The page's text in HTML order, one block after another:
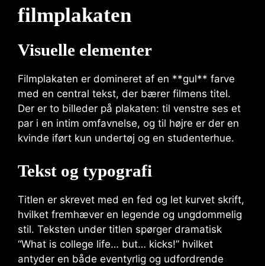
filmplakaten
Visuelle elementer
Filmplakaten er domineret af en **gul** farve
med en central tekst, der bærer filmens titel.
Der er to billeder på plakaten: til venstre ses et
par i en intim omfavnelse, og til højre er der en
kvinde iført kun undertøj og en studenterhue.
Tekst og typografi
Titlen er skrevet med en fed og let kurvet skrift,
hvilket fremhæver en legende og ungdommelig
stil. Teksten under titlen spørger dramatisk
“What is college life… but… kicks!” hvilket
antyder en både eventyrlig og udfordrende